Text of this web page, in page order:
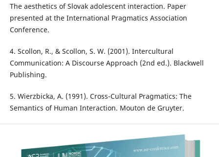
The aesthetics of Slovak adolescent interaction. Paper
presented at the International Pragmatics Association
Conference.
4. Scollon, R., & Scollon, S. W. (2001). Intercultural
Communication: A Discourse Approach (2nd ed.). Blackwell
Publishing.
5. Wierzbicka, A. (1991). Cross-Cultural Pragmatics: The
Semantics of Human Interaction. Mouton de Gruyter.